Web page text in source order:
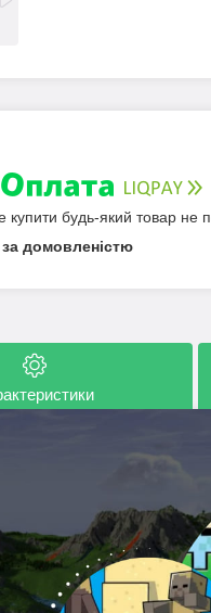
купити будь-який товар не
за домовленістю